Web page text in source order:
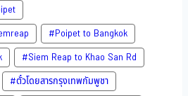
#Poipet to Bangkok
#Siem Reap to Khao San​ Rd
#ตั๋วโดยสารกรุงเทพกัมพูชา